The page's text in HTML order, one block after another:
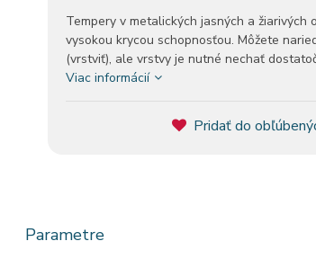
Tempery v metalických jasných a žiarivých
vysokou krycou schopnosťou. Môžete
(vrstviť), ale vrstvy je nutné nechať
Viac informácií
Pridať do
Parametre